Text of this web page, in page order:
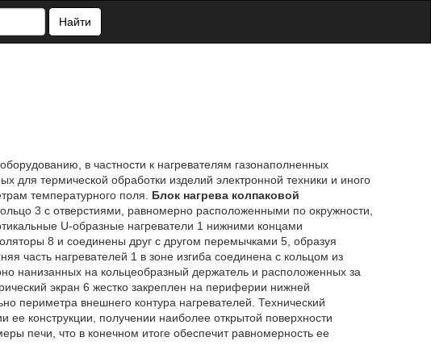
Найти
в частности к нагревателям газонаполненных
для термической обработки изделий электронной техники и иного
температурного поля. Блок нагрева колпаковой
3 с отверстиями, равномерно расположенными по окружности,
U-образные нагреватели 1 нижними концами
8 и соединены друг с другом перемычками 5, образуя
часть нагревателей 1 в зоне изгиба соединена с кольцом из
нанизанных на кольцеобразный держатель и расположенных за
экран 6 жестко закреплен на периферии нижней
периметра внешнего контура нагревателей. Технический
ее конструкции, получении наиболее открытой поверхности
печи, что в конечном итоге обеспечит равномерность ее